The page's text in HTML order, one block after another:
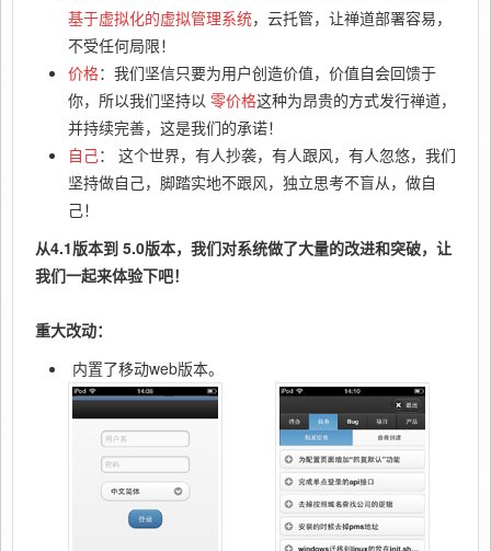
基于虚拟化的虚拟管理系统，云托管，让禅道部署容易，
不受任何局限！
价格：我们坚信只要为用户创造价值，价值自会回馈于
你，所以我们坚持以 零价格这种为昂贵的方式发行禅道，
并持续完善，这是我们的承诺！
自己： 这个世界，有人抄袭，有人跟风，有人忽悠，我们
坚持做自己，脚踏实地不跟风，独立思考不盲从，做自
己！
从4.1版本到 5.0版本，我们对系统做了大量的改进和突破，让
我们一起来体验下吧！
重大改动：
内置了移动web版本。